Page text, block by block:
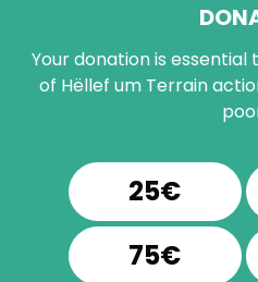
Your donation is
of Hëllef um Terrain
25€
75€